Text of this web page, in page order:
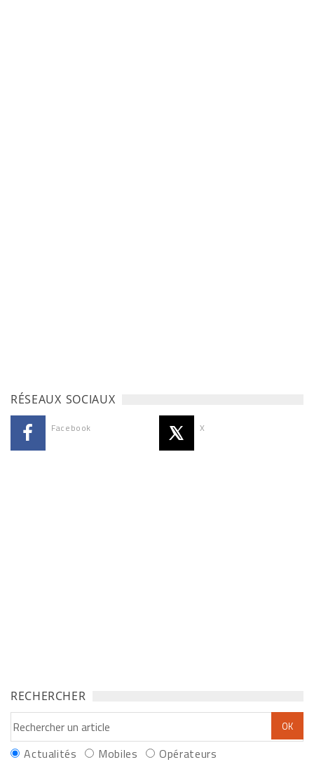
RÉSEAUX SOCIAUX
Facebook X
RECHERCHER
Actualités Mobiles Opérateurs